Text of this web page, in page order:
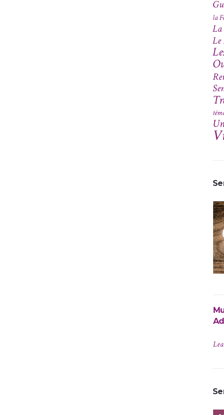
la
Le